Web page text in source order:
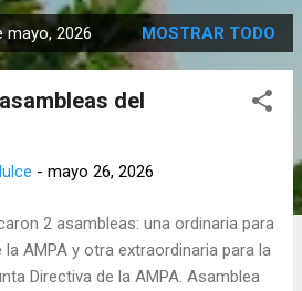
mayo, 2026 MOSTRAR TODO
del
- mayo 26, 2026
2 asambleas: una ordinaria para
AMPA y otra extraordinaria para la
Directiva de la AMPA. Asamblea